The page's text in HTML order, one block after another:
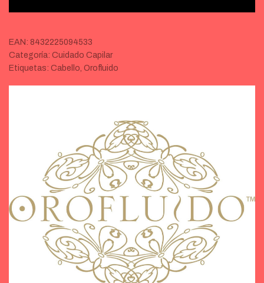
EAN: 8432225094533
Categoría: Cuidado Capilar
Etiquetas: Cabello, Orofluido